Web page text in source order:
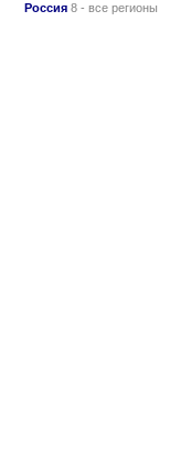
Россия 8 - все регионы